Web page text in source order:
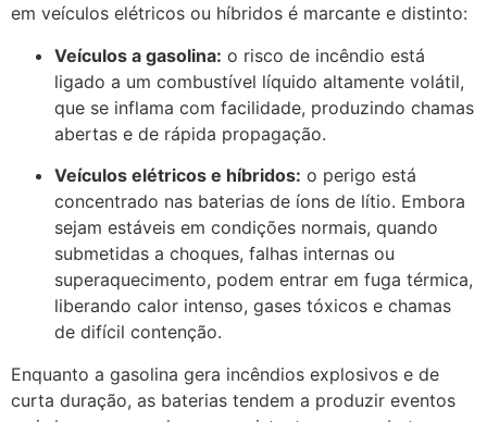
em veículos elétricos ou híbridos é marcante e distinto:
Veículos a gasolina: o risco de incêndio está
ligado a um combustível líquido altamente volátil,
que se inflama com facilidade, produzindo chamas
abertas e de rápida propagação.
Veículos elétricos e híbridos: o perigo está
concentrado nas baterias de íons de lítio. Embora
sejam estáveis em condições normais, quando
submetidas a choques, falhas internas ou
superaquecimento, podem entrar em fuga térmica,
liberando calor intenso, gases tóxicos e chamas
de difícil contenção.
Enquanto a gasolina gera incêndios explosivos e de
curta duração, as baterias tendem a produzir eventos